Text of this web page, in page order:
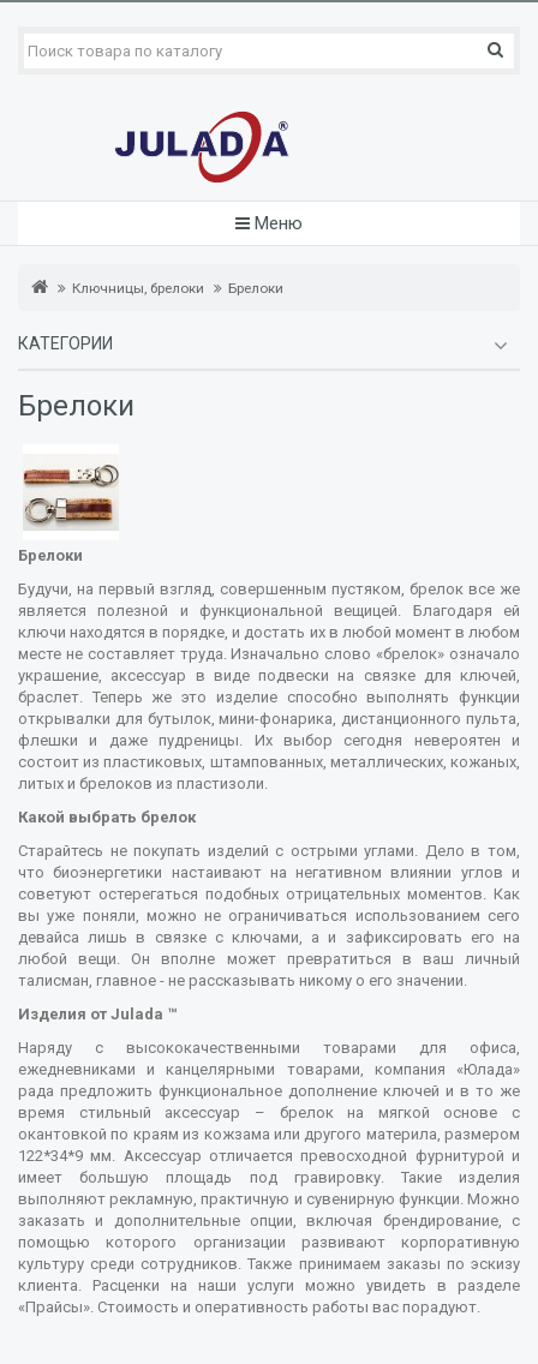
Меню
Ключницы, брелоки Брелоки
КАТЕГОРИИ
Брелоки
Брелоки
Будучи, на первый взгляд, совершенным пустяком, брелок все же
является полезной и функциональной вещицей. Благодаря ей
ключи находятся в порядке, и достать их в любой момент в любом
месте не составляет труда. Изначально слово «брелок» означало
украшение, аксессуар в виде подвески на связке для ключей,
браслет. Теперь же это изделие способно выполнять функции
открывалки для бутылок, мини-фонарика, дистанционного пульта,
флешки и даже пудреницы. Их выбор сегодня невероятен и
состоит из пластиковых, штампованных, металлических, кожаных,
литых и брелоков из пластизоли.
Какой выбрать брелок
Старайтесь не покупать изделий с острыми углами. Дело в том,
что биоэнергетики настаивают на негативном влиянии углов и
советуют остерегаться подобных отрицательных моментов. Как
вы уже поняли, можно не ограничиваться использованием сего
девайса лишь в связке с ключами, а и зафиксировать его на
любой вещи. Он вполне может превратиться в ваш личный
талисман, главное - не рассказывать никому о его значении.
Изделия от Julada ™
Наряду с высококачественными товарами для офиса,
ежедневниками и канцелярными товарами, компания «Юлада»
рада предложить функциональное дополнение ключей и в то же
время стильный аксессуар – брелок на мягкой основе с
окантовкой по краям из кожзама или другого материла, размером
122*34*9 мм. Аксессуар отличается превосходной фурнитурой и
имеет большую площадь под гравировку. Такие изделия
выполняют рекламную, практичную и сувенирную функции. Можно
заказать и дополнительные опции, включая брендирование, с
помощью которого организации развивают корпоративную
культуру среди сотрудников. Также принимаем заказы по эскизу
клиента. Расценки на наши услуги можно увидеть в разделе
«Прайсы». Стоимость и оперативность работы вас порадуют.